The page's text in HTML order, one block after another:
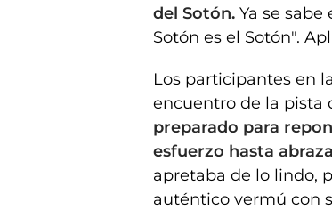
del Sotón. Ya se
Sotón es el Sotón".
Los participantes en
encuentro de la pista
preparado para
esfuerzo hasta
apretaba de lo lindo,
auténtico vermú con